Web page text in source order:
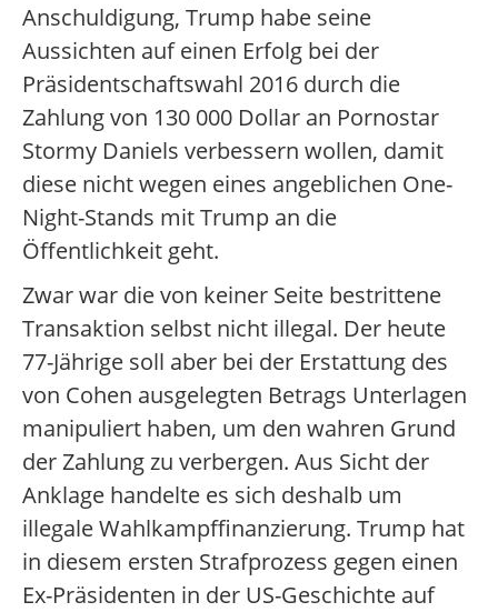
Anschuldigung, Trump habe seine
Aussichten auf einen Erfolg bei der
Präsidentschaftswahl 2016 durch die
Zahlung von 130 000 Dollar an Pornostar
Stormy Daniels verbessern wollen, damit
diese nicht wegen eines angeblichen One-
Night-Stands mit Trump an die
Öffentlichkeit geht.
Zwar war die von keiner Seite bestrittene
Transaktion selbst nicht illegal. Der heute
77-Jährige soll aber bei der Erstattung des
von Cohen ausgelegten Betrags Unterlagen
manipuliert haben, um den wahren Grund
der Zahlung zu verbergen. Aus Sicht der
Anklage handelte es sich deshalb um
illegale Wahlkampffinanzierung. Trump hat
in diesem ersten Strafprozess gegen einen
Ex-Präsidenten in der US-Geschichte auf